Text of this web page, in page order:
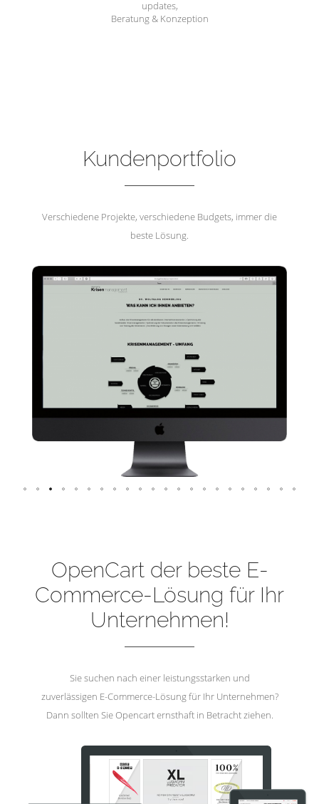
updates,
Beratung & Konzeption
Kundenportfolio
Verschiedene Projekte, verschiedene Budgets, immer die
beste Lösung.
OpenCart der beste E-
Commerce-Lösung für Ihr
Unternehmen!
Sie suchen nach einer leistungsstarken und
zuverlässigen E-Commerce-Lösung für Ihr Unternehmen?
Dann sollten Sie Opencart ernsthaft in Betracht ziehen.